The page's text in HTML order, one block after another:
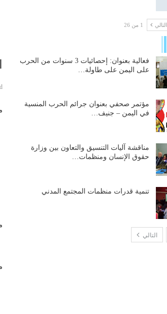
التالي 1 من 26
فعالية بعنوان: إحصائيات 3 سنوات من الحرب
على اليمن على طاولة…
مؤتمر صحفي بعنوان جرائم الحرب المنسية
في اليمن – جنيف…
مناقشة آليات التنسيق والتعاون بين وزارة
حقوق الإنسان ومنظمات…
تنمية قدرات منظمات المجتمع المدني
التالي